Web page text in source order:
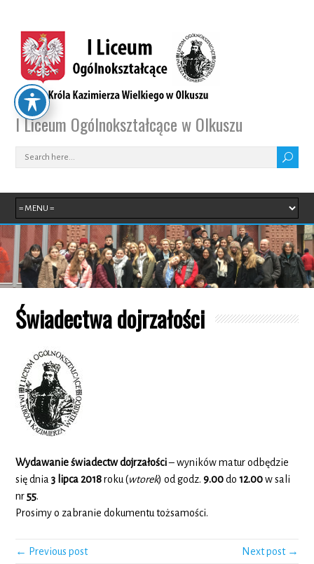
I Liceum Ogólnokształcące w Olkuszu
Świadectwa dojrzałości
Wydawanie świadectwdojrzałości– wyników matur odbędzie
się dnia3 lipca 2018roku (wtorek) od godz.9.00do12.00w sali
nr55.
Prosimy o zabranie dokumentu tożsamości.
← Previous post Next post →